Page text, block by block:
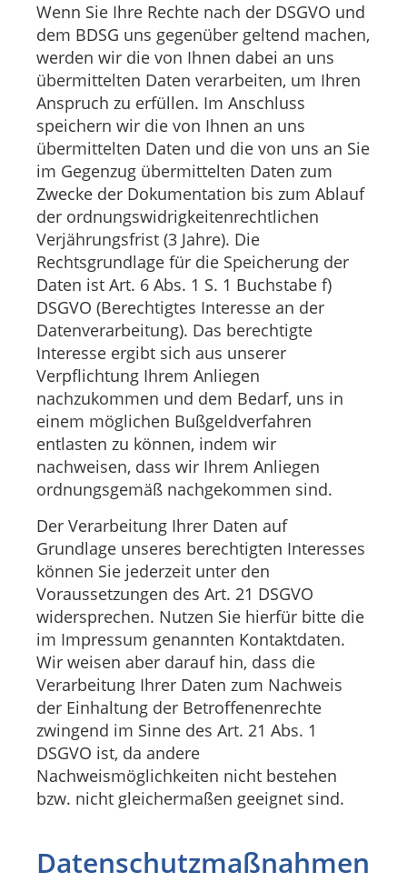
Wenn Sie Ihre Rechte nach der DSGVO und
dem BDSG uns gegenüber geltend machen,
werden wir die von Ihnen dabei an uns
übermittelten Daten verarbeiten, um Ihren
Anspruch zu erfüllen. Im Anschluss
speichern wir die von Ihnen an uns
übermittelten Daten und die von uns an Sie
im Gegenzug übermittelten Daten zum
Zwecke der Dokumentation bis zum Ablauf
der ordnungswidrigkeitenrechtlichen
Verjährungsfrist (3 Jahre). Die
Rechtsgrundlage für die Speicherung der
Daten ist Art. 6 Abs. 1 S. 1 Buchstabe f)
DSGVO (Berechtigtes Interesse an der
Datenverarbeitung). Das berechtigte
Interesse ergibt sich aus unserer
Verpflichtung Ihrem Anliegen
nachzukommen und dem Bedarf, uns in
einem möglichen Bußgeldverfahren
entlasten zu können, indem wir
nachweisen, dass wir Ihrem Anliegen
ordnungsgemäß nachgekommen sind.
Der Verarbeitung Ihrer Daten auf
Grundlage unseres berechtigten Interesses
können Sie jederzeit unter den
Voraussetzungen des Art. 21 DSGVO
widersprechen. Nutzen Sie hierfür bitte die
im Impressum genannten Kontaktdaten.
Wir weisen aber darauf hin, dass die
Verarbeitung Ihrer Daten zum Nachweis
der Einhaltung der Betroffenenrechte
zwingend im Sinne des Art. 21 Abs. 1
DSGVO ist, da andere
Nachweismöglichkeiten nicht bestehen
bzw. nicht gleichermaßen geeignet sind.
Datenschutzmaßnahmen